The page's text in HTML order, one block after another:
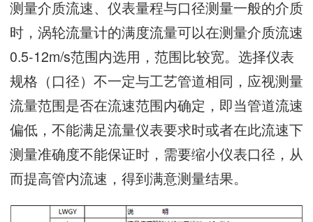
测量介质流速、仪表量程与口径测量一般的介质
时，涡轮流量计的满度流量可以在测量介质流速
0.5-12m/s范围内选用，范围比较宽。选择仪表
规格（口径）不一定与工艺管道相同，应视测量
流量范围是否在流速范围内确定，即当管道流速
偏低，不能满足流量仪表要求时或者在此流速下
测量准确度不能保证时，需要缩小仪表口径，从
而提高管内流速，得到满意测量结果。